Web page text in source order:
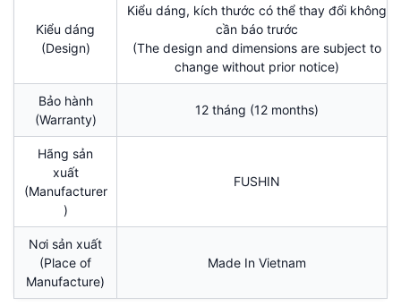
Kiểu dáng
(Design)
Kiểu dáng, kích thước có thể thay đổi không
cần báo trước
(The design and dimensions are subject to
change without prior notice)
Bảo hành
(Warranty)
12 tháng (12 months)
Hãng sản
xuất
(Manufacturer
)
FUSHIN
Nơi sản xuất
(Place of
Manufacture)
Made In Vietnam